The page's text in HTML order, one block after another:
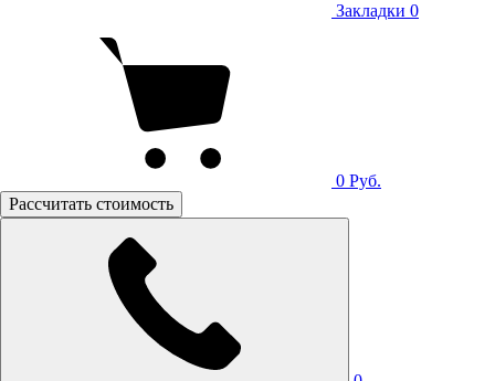
Закладки 0
0 Руб.
Рассчитать стоимость